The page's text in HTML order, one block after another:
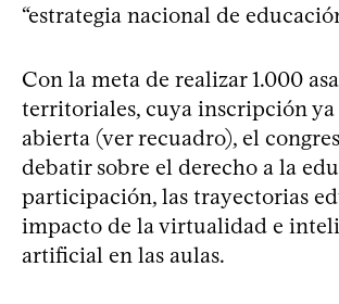
“estrategia nacional de
Con la meta de realizar 1.000
territoriales, cuya inscripción ya
abierta (ver recuadro), el
debatir sobre el derecho a la
participación, las trayectorias
impacto de la virtualidad e
artificial en las aulas.